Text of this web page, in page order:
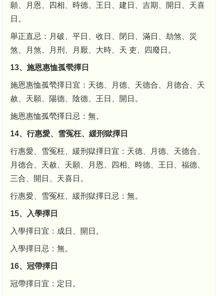
願、月恩、四相、時德、王日、建日、吉期、開日、天喜
日。
舉正直忌：月破、平日、收日、閉日、滿日、劫煞、災
煞、月煞、月刑、月厭、大時、天 吏、四廢日。
13、施恩惠恤孤煢擇日
施恩惠恤孤煢擇日宜：天德、月德、天德合、月德合、天
赦、天願、陽德、陰德、王日、開日。
施恩惠恤孤煢擇日忌：無。
14、行惠愛、雪冤枉、緩刑獄擇日
行惠愛、雪冤枉、緩刑獄擇日宜：天德、月德、天德合、
月德合、天赦、天願、月恩、四相、時德、王日、福德、
三合、開日、天喜日。
行惠愛、雪冤枉、緩刑獄擇日忌：無。
15、入學擇日
入學擇日宜：成日、開日。
入學擇日忌：無。
16、冠帶擇日
冠帶擇日宜：定日。